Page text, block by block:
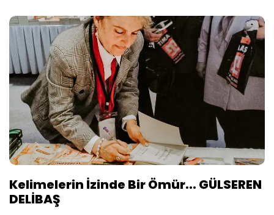
Kelimelerin İzinde Bir Ömür... GÜLSEREN
DELİBAŞ